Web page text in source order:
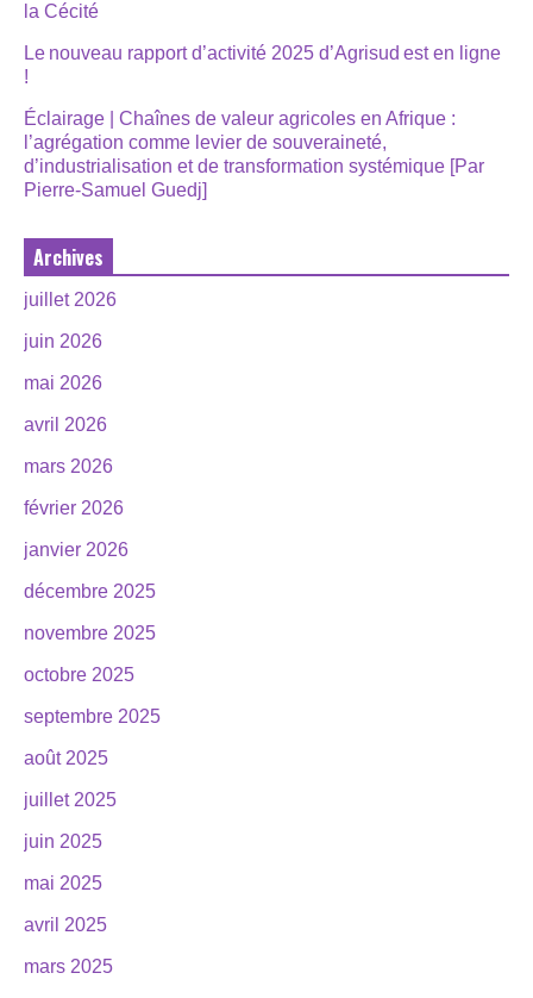
la Cécité
Le nouveau rapport d’activité 2025 d’Agrisud est en ligne
!
Éclairage | Chaînes de valeur agricoles en Afrique :
l’agrégation comme levier de souveraineté,
d’industrialisation et de transformation systémique [Par
Pierre-Samuel Guedj]
Archives
juillet 2026
juin 2026
mai 2026
avril 2026
mars 2026
février 2026
janvier 2026
décembre 2025
novembre 2025
octobre 2025
septembre 2025
août 2025
juillet 2025
juin 2025
mai 2025
avril 2025
mars 2025